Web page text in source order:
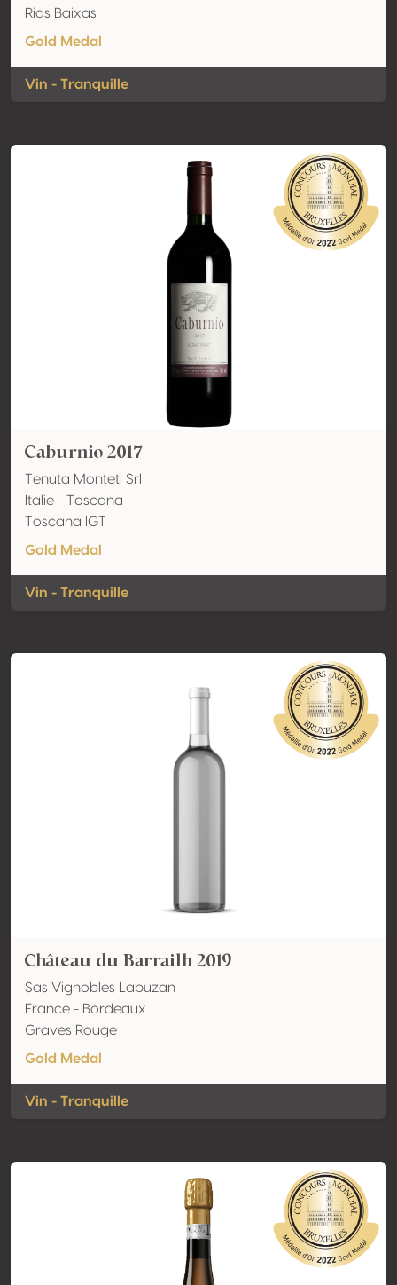
Rias Baixas
Gold Medal
Vin - Tranquille
Caburnio 2017
Tenuta Monteti Srl
Italie - Toscana
Toscana IGT
Gold Medal
Vin - Tranquille
Château du Barrailh 2019
Sas Vignobles Labuzan
France - Bordeaux
Graves Rouge
Gold Medal
Vin - Tranquille